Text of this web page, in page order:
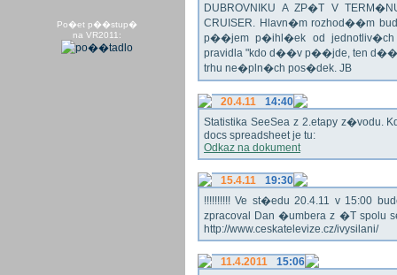
Po�et p��stup�
na VR2011:
DUBROVNIKU A ZP�T V
CRUISER. Hlavn�m rozhod��m
p��jem p�ihl�ek od
pravidla "kdo d��v p��jde, ten
trhu ne�pln�ch pos�dek. JB
20.4.11
14:40
Statistika SeeSea z 2.etapy z�vodu.
docs spreadsheet je tu:
Odkaz na dokument
15.4.11
19:30
!!!!!!!!!! Ve st�edu 20.4.11 v 15:00
zpracoval Dan �umbera z �T spolu
http://www.ceskatelevize.cz/ivysilani/
11.4.2011
15:06